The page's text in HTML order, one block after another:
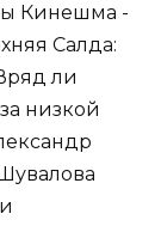
Кинешма -
Салда:
ли
низкой